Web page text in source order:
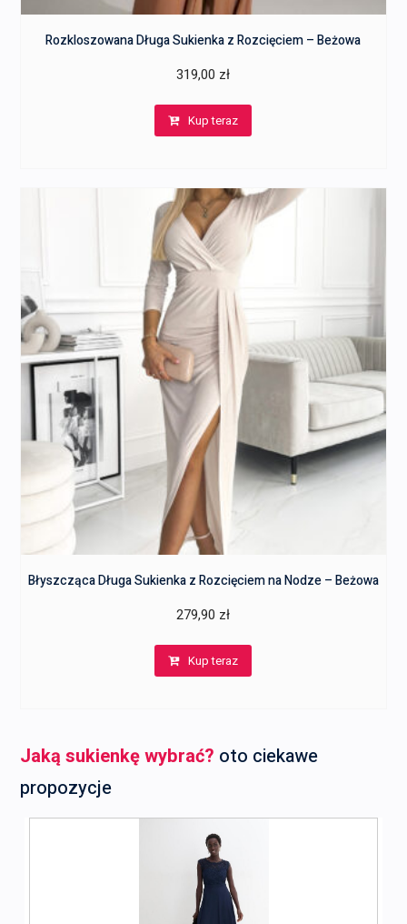
Rozkloszowana Długa Sukienka z Rozcięciem – Beżowa
319,00 zł
Kup teraz
Błyszcząca Długa Sukienka z Rozcięciem na Nodze – Beżowa
279,90 zł
Kup teraz
Jaką sukienkę wybrać? oto ciekawe
propozycje